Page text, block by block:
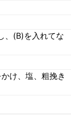
、(B)を入れてな
け、塩、粗挽き